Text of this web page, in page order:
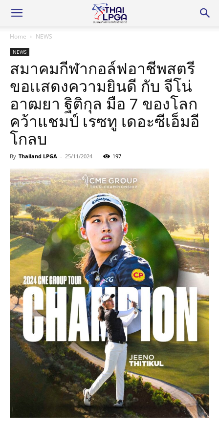
Home NEWS
NEWS
สมาคมกีฬากอล์ฟอาชีพสตรี
ขอเเสดงความยินดี กับ จีโน่
อาฒยา ฐิติกุล มือ 7 ของโลก
คว้าแชมป์ เรซทู เดอะซีเอ็มอี
โกลบ
By Thailand LPGA - 25/11/2024 197